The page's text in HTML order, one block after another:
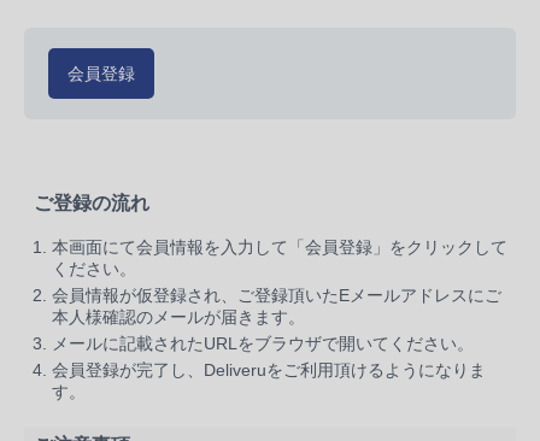
会員登録
ご登録の流れ
本画面にて会員情報を入力して「会員登録」をクリックして
ください。
会員情報が仮登録され、ご登録頂いたEメールアドレスにご
本人様確認のメールが届きます。
メールに記載されたURLをブラウザで開いてください。
会員登録が完了し、Deliveruをご利用頂けるようになりま
す。